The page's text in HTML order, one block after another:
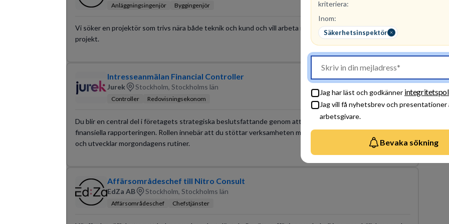
kriteriera:
Inom:
Säkerhetsinspektör
Jag har läst och godkänner
Jag vill få nyhetsbrev och presentationer
arbetsgivare.
Bevaka sökning
Anläggningsingenjör Byggingenjör
Vi söker en projektör som trivs nära både teknik och kund och vill arbeta i en ledande och operativ roll i
projekt.
Intresseanmälan Financial Controller
Jurek Stockholm, Stockholms län
Controller Redovisningsekonom
Du blir en central del i företagets strategiska beslutsfattande genom att säkerställa hög kvalitet i den
finansiella rapporteringen. Rollen innebär att du stöttar verksamheten med ekonomiska beslutsunderlag
och utvecklar morgondagens rutiner.
2026-08-16
Affärsområdeschef till Nitro Consult
EdZa AB Stockholm, Stockholms län
Affärsområdeschef Chefstjänster